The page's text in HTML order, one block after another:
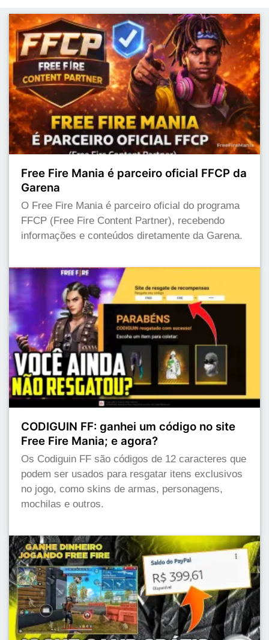
Free Fire Mania é parceiro oficial FFCP da
Garena
O Free Fire Mania é parceiro oficial do programa
FFCP (Free Fire Content Partner), recebendo
informações e conteúdos diretamente da Garena.
CODIGUIN FF: ganhei um código no site
Free Fire Mania; e agora?
Os Codiguin FF são códigos de 12 caracteres que
podem ser usados para resgatar itens exclusivos
no jogo, como skins de armas, personagens,
mochilas e outros.